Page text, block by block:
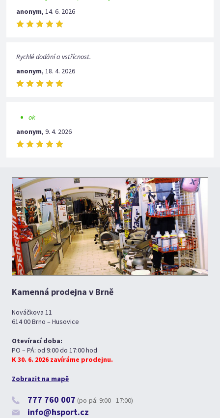
anonym,14. 6. 2026
Rychlé dodání a vstřícnost.
anonym,18. 4. 2026
ok
anonym,9. 4. 2026
Kamenná prodejna v Brně
Nováčkova 11
614 00 Brno – Husovice
Otevírací doba:
PO – PÁ: od 9:00 do 17:00 hod
K 30. 6. 2026 zavíráme prodejnu.
Zobrazit na mapě
777 760 007 (po-pá: 9:00 - 17:00)
info@hsport.cz